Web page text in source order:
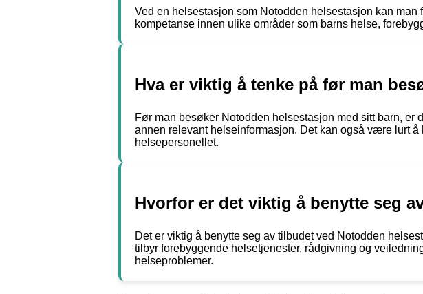
Ved en helsestasjon som Notodden helsestasjon kan
kompetanse innen ulike områder som barns helse,
Hva er viktig å tenke på før man
Før man besøker Notodden helsestasjon med sitt barn,
annen relevant helseinformasjon. Det kan også være lurt
helsepersonellet.
Hvorfor er det viktig å benytte seg
Det er viktig å benytte seg av tilbudet ved Notodden
tilbyr forebyggende helsetjenester, rådgivning og
helseproblemer.